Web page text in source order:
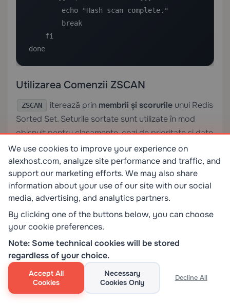
done
Utilizarea Comenzii ZSCAN
ZSCAN iterează prin membrii și scorurile unui Redis
Sorted Set. Seturile sortate sunt utilizate în mod
obișnuit pentru clasamente, cozi de prioritate și date
de serii temporale — toate scenariile în care
scanarea eficientă a colecțiilor mari este critică.
Pasul 1: Creați un Sorted Set și Adăugați
Membri
ZADD mysortedset 1 "apple"
ZADD mysortedset 2 "banana"
ZADD mysortedset 3 "cherry"
ZADD mysortedset 4 "date"
ZADD mysortedset 5 "elderberry"
We use cookies to improve your experience on
alexhost.com, analyze site performance and traffic, and
support our marketing efforts. We may also share
information about your use of our site with our social
media, advertising, and analytics partners.
By clicking one of the buttons below, you can choose
your cookie preferences.
Note: Some technical cookies will be stored
regardless of your choice.
Accept All
Cookies
Necessary
Cookies Only
Decline All